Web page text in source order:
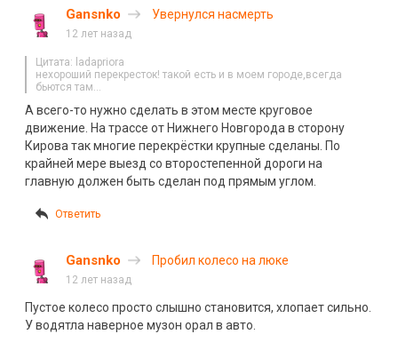
Gansnko Увернулся насмерть
12 лет назад
Цитата: ladapriora
нехороший перекресток! такой есть и в моем городе,всегда
бьются там…
А всего-то нужно сделать в этом месте круговое
движение. На трассе от Нижнего Новгорода в сторону
Кирова так многие перекрёстки крупные сделаны. По
крайней мере выезд со второстепенной дороги на
главную должен быть сделан под прямым углом.
Ответить
Gansnko Пробил колесо на люке
12 лет назад
Пустое колесо просто слышно становится, хлопает сильно.
У водятла наверное музон орал в авто.